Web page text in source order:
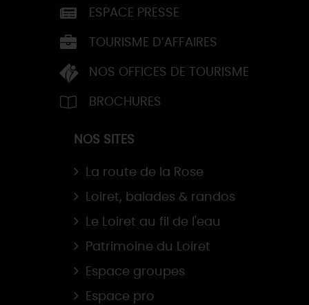
ESPACE PRESSE
TOURISME D’AFFAIRES
NOS OFFICES DE TOURISME
BROCHURES
NOS SITES
La route de la Rose
Loiret, balades & randos
Le Loiret au fil de l'eau
Patrimoine du Loiret
Espace groupes
Espace pro